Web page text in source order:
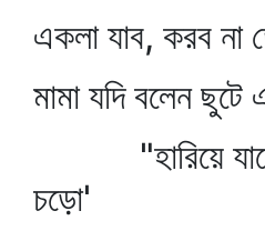
একলা যাব, করব
মামা যদি বলেন ছুটে
"হারিয়ে
চড়ো'